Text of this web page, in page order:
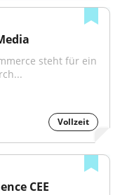
steht für ein
Vollzeit
CEE